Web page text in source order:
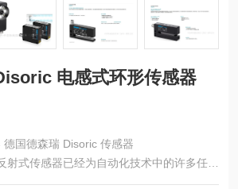
电感式环形传感器
国德森瑞 Disoric 传感器
射式传感器已经为自动化技术中的许多任务
功能原理。这些产品适用于快速、安全的